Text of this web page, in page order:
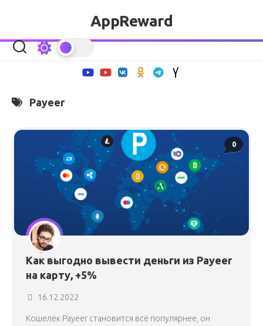
AppReward
Payeer
0
Как выгодно вывести деньги из Payeer
на карту, +5%
16.12.2022
Кошелёк Payeer становится всё популярнее, он